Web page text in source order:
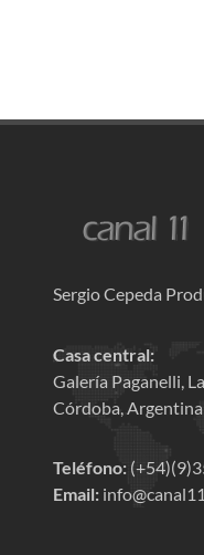
Sergio Cepeda
Casa central:
Galería Paganelli,
Córdoba, Argentina
Teléfono:
Email: